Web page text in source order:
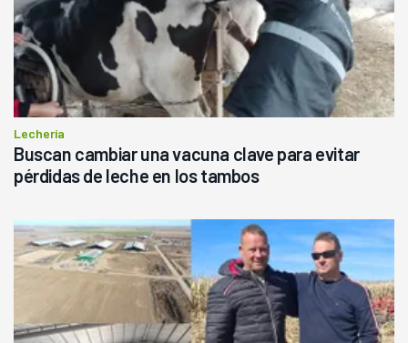
Lechería
Buscan cambiar una vacuna clave para evitar
pérdidas de leche en los tambos